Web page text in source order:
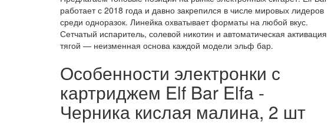
работает с 2018 года и давно закрепился в числе мировых лидеров
среди одноразок. Линейка охватывает форматы на любой вкус.
Сетчатый испаритель, солевой никотин и автоматическая активация
тягой — неизменная основа каждой модели эльф бар.
Особенности электронки с
картриджем Elf Bar Elfa -
Черника кислая малина, 2 шт